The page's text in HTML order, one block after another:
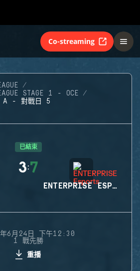
Co-streaming
STAGE 1 - OCE
A - 對戰日 5
已結束
3:7
ENTERPRISE ESPORTS
6月24日 下午12:30
1 戰先勝
重播